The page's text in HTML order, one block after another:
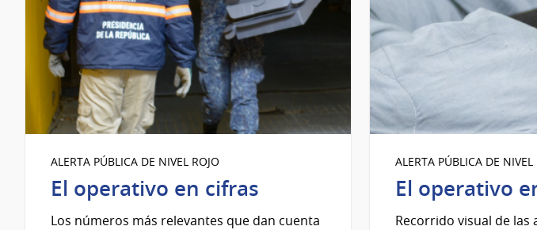
ALERTA PÚBLICA DE NIVEL ROJO
El operativo en cifras
Los números más relevantes que dan cuenta
ALERTA PÚBLICA DE NIVEL
El operativo
Recorrido visual de las